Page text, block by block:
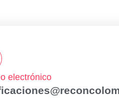
electrónico